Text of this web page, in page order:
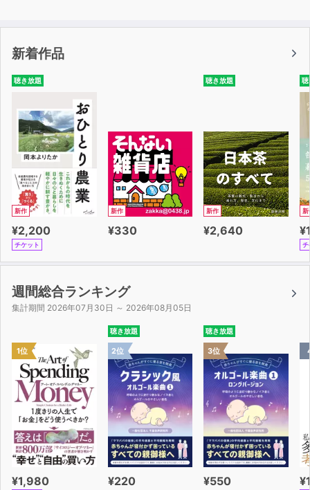
新着作品
聴き放題
新作
¥2,200
チケット
新作
¥330
聴き放題
新作
¥2,640
聴
新
チ
週間総合ランキング
集計期間 2026年07月30日 ～ 2026年08月05日
1位
¥1,980
聴き放題
2位
¥220
聴き放題
3位
¥550